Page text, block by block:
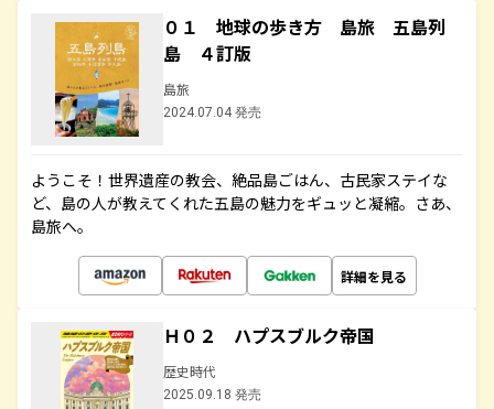
０１ 地球の歩き方 島旅 五島列
島 ４訂版
島旅
2024.07.04 発売
ようこそ！世界遺産の教会、絶品島ごはん、古民家ステイな
ど、島の人が教えてくれた五島の魅力をギュッと凝縮。さあ、
島旅へ。
詳細を見る
Ｈ０２ ハプスブルク帝国
歴史時代
2025.09.18 発売